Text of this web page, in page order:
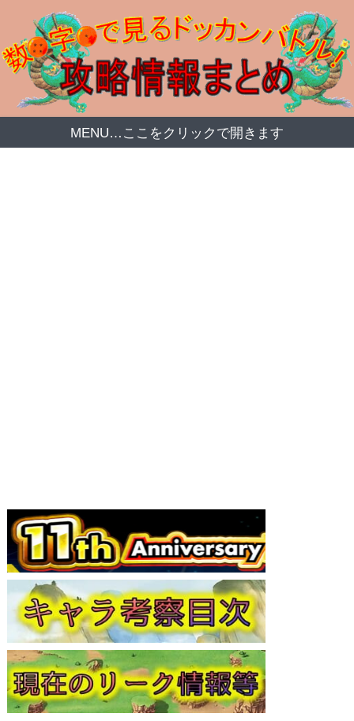
MENU…ここをクリックで開きます